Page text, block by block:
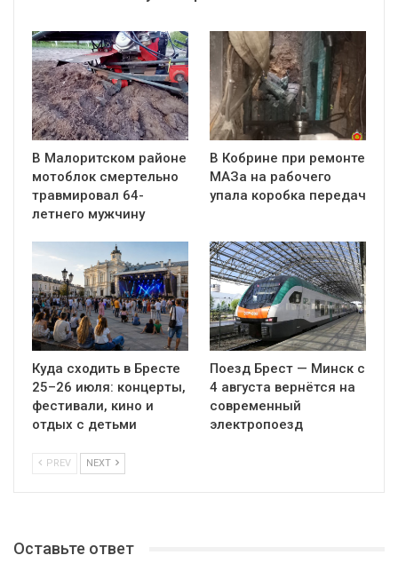
В Малоритском районе
мотоблок смертельно
травмировал 64-
летнего мужчину
В Кобрине при ремонте
МАЗа на рабочего
упала коробка передач
Куда сходить в Бресте
25–26 июля: концерты,
фестивали, кино и
отдых с детьми
Поезд Брест — Минск с
4 августа вернётся на
современный
электропоезд
PREV NEXT
Оставьте ответ